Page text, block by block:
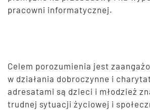
pracowni informatycznej.
Celem porozumienia jest
w działania dobroczynne i
adresatami są dzieci i młodzież
trudnej sytuacji życiowej i